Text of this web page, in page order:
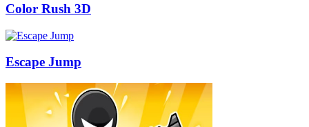
Color Rush 3D
Escape Jump